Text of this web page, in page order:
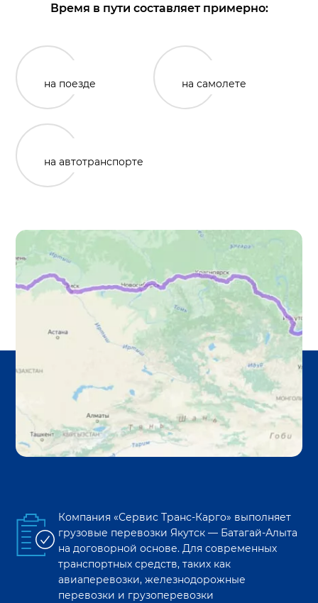
Время в пути составляет примерно:
на поезде на самолете
на автотранспорте
Компания «Сервис Транс-Карго» выполняет
грузовые перевозки Якутск — Батагай-Алыта
на договорной основе. Для современных
транспортных средств, таких как
авиаперевозки, железнодорожные
перевозки и грузоперевозки